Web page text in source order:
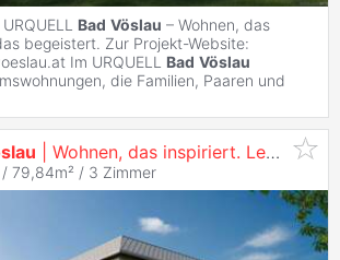
Bad Vöslau – Wohnen, das
begeistert. Zur Projekt-Website:
Im URQUELL Bad Vöslau
die Familien, Paaren und
| Wohnen, das inspiriert. Leben, das begeistert.
/ 79,84m² / 3 Zimmer